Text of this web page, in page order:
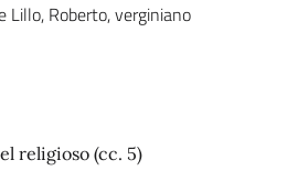
Lillo, Roberto, verginiano
religioso (cc. 5)